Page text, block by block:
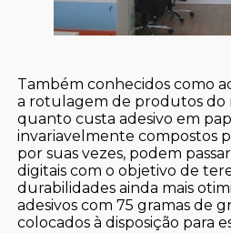
Também conhecidos como
a rotulagem de produtos do
quanto custa adesivo em
invariavelmente compostos
por suas vezes, podem
digitais com o objetivo de
durabilidades ainda mais
adesivos com 75 gramas de
colocados à disposição para